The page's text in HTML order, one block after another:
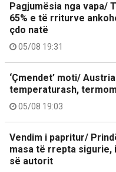
Pagjumësia nga vapa/
65% e të rriturve
çdo natë
05/08 19:31
‘Çmendet’ moti/
temperaturash,
05/08 19:03
Vendim i papritur/
masa të rrepta sigurie,
së autorit